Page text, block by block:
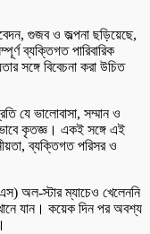
গুজব ও জল্পনা ছড়িয়েছে,
ব্যক্তিগত পারিবারিক
সঙ্গে বিবেচনা করা উচিত
যে ভালোবাসা, সম্মান ও
কৃতজ্ঞ। একই সঙ্গে এই
ব্যক্তিগত পরিসর ও
অল-স্টার ম্যাচেও খেলেননি
যান। কয়েক দিন পর অবশ্য